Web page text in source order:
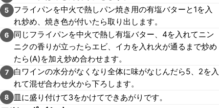
5
フライパンを中火で熱しパン焼き用の有塩バターと1を入
れ炒め、焼き色が付いたら取り出します。
6
同じフライパンを中火で熱し有塩バター、4を入れてニン
ニクの香りが立ったらエビ、イカを入れ火が通るまで炒め
たら(A)を加え炒め合わせます。
7
白ワインの水分がなくなり全体に味がなじんだら5、2を入
れて混ぜ合わせ火から下ろします。
8 皿に盛り付けて3をかけてできあがりです。